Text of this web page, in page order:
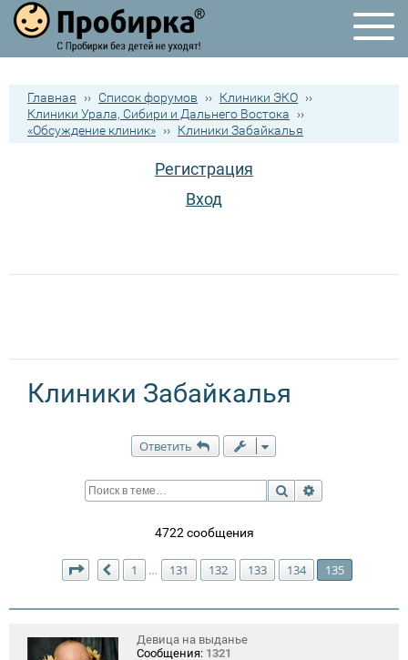
Главная ›› Список форумов ›› Клиники ЭКО ››
Клиники Урала, Сибири и Дальнего Востока
››
«Обсуждение клиник» ›› Клиники Забайкалья
Регистрация
Вход
Клиники Забайкалья
Ответить
Поиск
4722 сообщения
Страница 135 из135
Пред.
1 … 131 132 133 134 135
Девица на выданье
Сообщения: 1321